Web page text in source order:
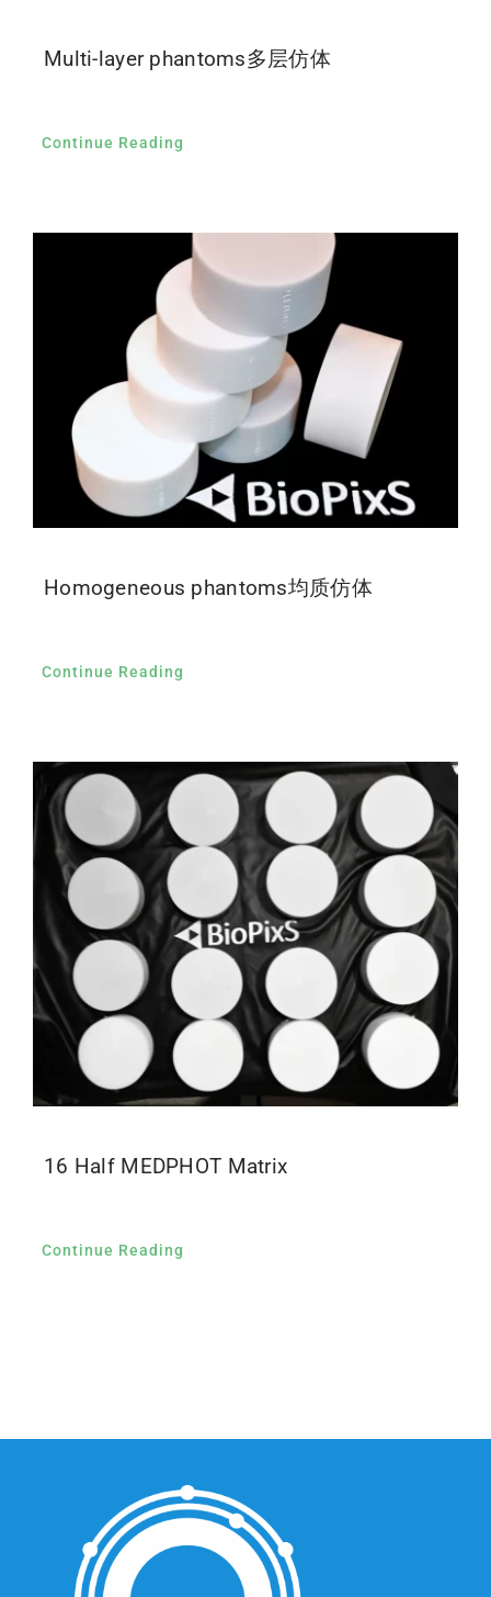
Multi-layer phantoms多层仿体
Continue Reading
Homogeneous phantoms均质仿体
Continue Reading
16 Half MEDPHOT Matrix
Continue Reading